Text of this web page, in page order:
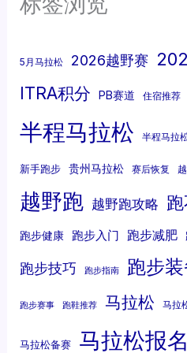
5月马拉松 2026越野赛
ITRA积分 PB赛道 住宿推荐
半程马拉松 半程马拉
新手跑步 贵州马拉松 赛后恢复
越野跑 越野跑攻略
跑步健康 跑步入门 跑步减肥
跑步技巧 跑步指南 跑步
跑步赛事 跑鞋推荐 马拉松 马拉
马拉松备赛 马拉松报名